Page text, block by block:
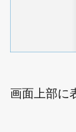
画面上部に